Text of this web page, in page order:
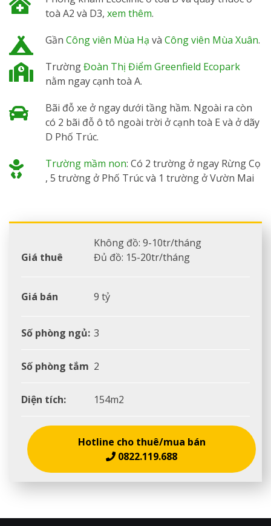
toà A2 và D3, xem thêm.
Gần Công viên Mùa Hạ và Công viên Mùa Xuân.
TrườngĐoàn Thị Điểm Greenfield Ecopark
nằm ngay cạnh toà A.
Bãi đỗ xe ở ngay dưới tầng hầm. Ngoài ra còn
có 2 bãi đỗ ô tô ngoài trời ở cạnh toà E và ở dãy
D Phố Trúc.
Trường mầm non: Có 2 trường ở ngay Rừng Cọ
, 5 trường ở Phố Trúc và 1 trường ở Vườn Mai
Giá thuê
Không đồ: 9-10tr/tháng
Đủ đồ: 15-20tr/tháng
Giá bán 9 tỷ
Số phòng ngủ: 3
Số phòng tắm 2
Diện tích: 154m2
Hotline cho thuê/mua bán
0822.119.688